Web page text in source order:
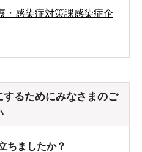
・感染症対策課感染症企
るためにみなさまのご
ちましたか？